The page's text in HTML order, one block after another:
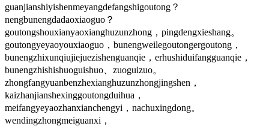
guanjianshiyishenmeyangdefangshigoutong？
nengbunengdadaoxiaoguo？
goutongshouxianyaoxianghuzunzhong，pingdengxieshang。
goutongyeyaoyouxiaoguo，bunengweilegoutongergoutong，
bunengzhixunqiujiejuezishenguanqie，erhushiduifangguanqie，
bunengzhishishuoguishuo、zuoguizuo。
zhongfangyuanbenzhexianghuzunzhongjingshen，
kaizhanjianshexinggoutongduihua，
meifangyeyaozhanxianchengyi，nachuxingdong。
wendingzhongmeiguanxi，